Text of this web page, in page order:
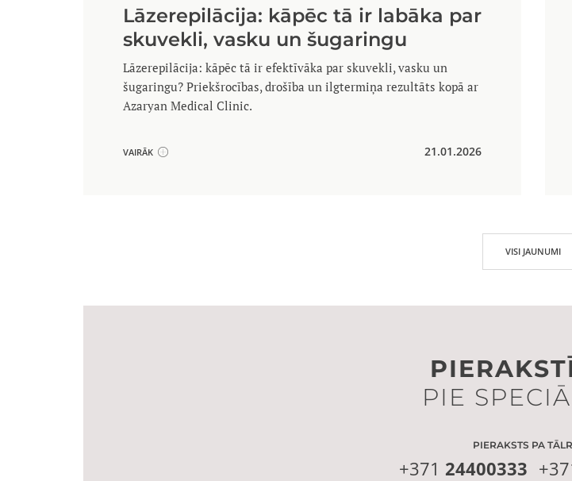
Lāzerepilācija: kāpēc tā ir labāka par
skuvekli, vasku un šugaringu
Lāzerepilācija: kāpēc tā ir efektīvāka par skuvekli, vasku un
šugaringu? Priekšrocības, drošība un ilgtermiņa rezultāts kopā ar
Azaryan Medical Clinic.
VAIRĀK 21.01.2026
VISI JAUNUMI
PIE
PIERAKSTS PA
+371 24400333